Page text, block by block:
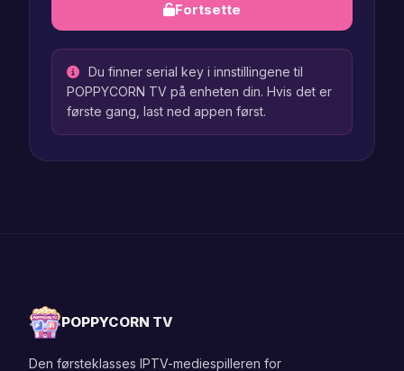
Fortsette
Du finner serial key i innstillingene til
POPPYCORN TV på enheten din. Hvis det er
første gang, last ned appen først.
POPPYCORN TV
Den førsteklasses IPTV-mediespilleren for